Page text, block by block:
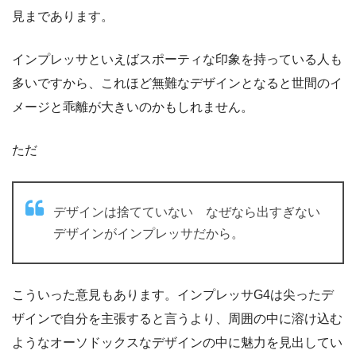
見まであります。
インプレッサといえばスポーティな印象を持っている人も
多いですから、これほど無難なデザインとなると世間のイ
メージと乖離が大きいのかもしれません。
ただ
デザインは捨てていない なぜなら出すぎない
デザインがインプレッサだから。
こういった意見もあります。インプレッサG4は尖ったデ
ザインで自分を主張すると言うより、周囲の中に溶け込む
ようなオーソドックスなデザインの中に魅力を見出してい